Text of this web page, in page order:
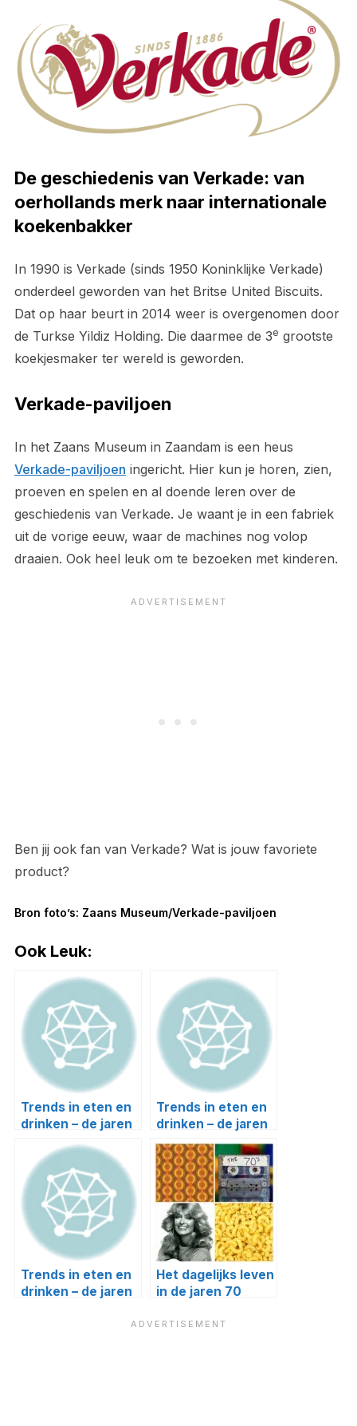
De geschiedenis van Verkade: van
oerhollands merk naar internationale
koekenbakker
In 1990 is Verkade (sinds 1950 Koninklijke Verkade)
onderdeel geworden van het Britse United Biscuits.
Dat op haar beurt in 2014 weer is overgenomen door
de Turkse Yildiz Holding. Die daarmee de 3e grootste
koekjesmaker ter wereld is geworden.
Verkade-paviljoen
In het Zaans Museum in Zaandam is een heus
Verkade-paviljoen ingericht. Hier kun je horen, zien,
proeven en spelen en al doende leren over de
geschiedenis van Verkade. Je waant je in een fabriek
uit de vorige eeuw, waar de machines nog volop
draaien. Ook heel leuk om te bezoeken met kinderen.
Ben jij ook fan van Verkade? Wat is jouw favoriete
product?
Bron foto’s: Zaans Museum/Verkade-paviljoen
Ook Leuk:
Trends in eten en
drinken – de jaren
Trends in eten en
drinken – de jaren
80
Trends in eten en
drinken – de jaren
Het dagelijks leven
in de jaren 70